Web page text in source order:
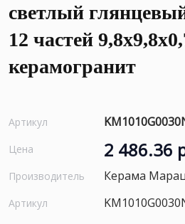
светлый
12 частей
керамогранит
Артикул
Цена 2 486.36
Производитель Керама
Артикул